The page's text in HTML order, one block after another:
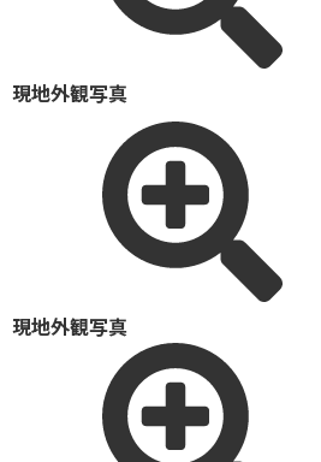
現地外観写真
現地外観写真